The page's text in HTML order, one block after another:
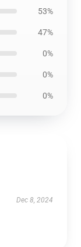
53%
47%
0%
0%
0%
Dec 8, 2024